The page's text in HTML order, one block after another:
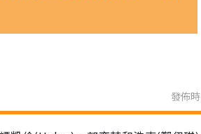
發佈